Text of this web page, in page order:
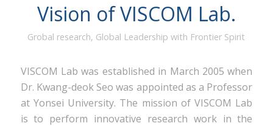
Vision of VISCOM Lab.
Grobal research, Global Leadership with Frontier Spirit
VISCOM Lab was established in March 2005 when
Dr. Kwang-deok Seo was appointed as a Professor
at Yonsei University. The mission of VISCOM Lab
is to perform innovative research work in the